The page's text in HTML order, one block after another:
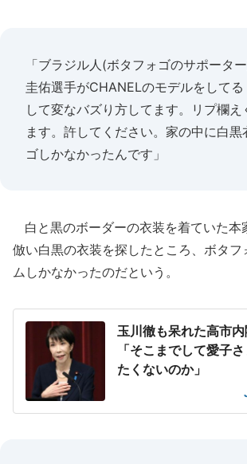
「ブラジル人(ボタフォゴのサポータ
圭佑選手がCHANELのモデルをして
して変なバズり方してます。リプ欄え
ます。許してください。家の中に白黒
ゴしかなかったんです」
白と黒のボーダーの衣装を着ていた本
倣い白黒の衣装を探したところ、ボタフ
ムしかなかったのだという。
玉川徹も呆れた高市
「そこまでして愛子
たくないのか」